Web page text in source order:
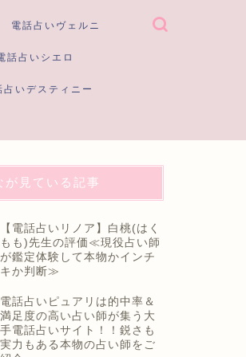
電話占いヴェルニ
話占いシエロ
占いデスティニー
が見ている記事
【電話占いリノア】白桃(はく
もも)先生の評価≪現役占い師
が鑑定体験して本物かインチ
キか判断≫
電話占いピュアリは的中率＆
満足度の高い占い師が集う大
手電話占いサイト！！鋭さも
実力もある本物の占い師をご